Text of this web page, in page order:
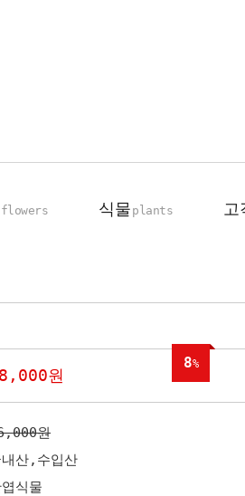
flowers 식물 plants 고
니
송이
관엽 식물
포토리뷰
원
8%
원
내산,수입산
식물